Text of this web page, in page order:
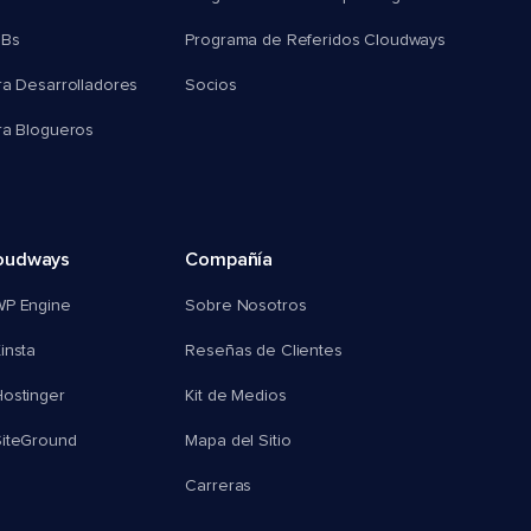
Desarrolladores
Blogueros
Programa de Referidos Cloudways
Socios
Engine
Compañía
Sobre Nosotros
Reseñas de Clientes
Kit de Medios
Mapa del Sitio
Carreras